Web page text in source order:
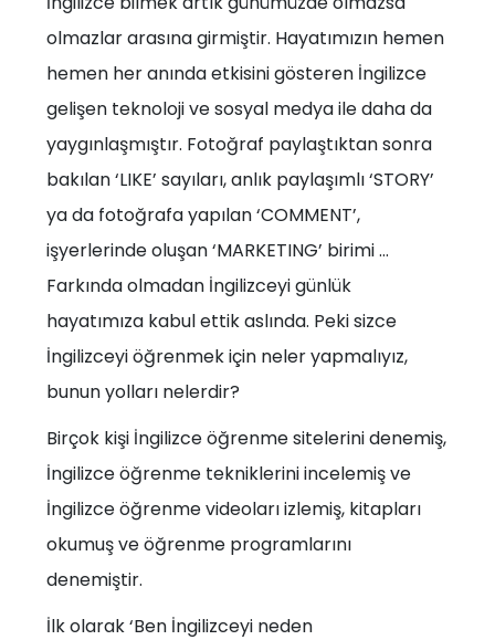
olmazlar arasına girmiştir. Hayatımızın hemen
hemen her anında etkisini gösteren İngilizce
gelişen teknoloji ve sosyal medya ile daha da
yaygınlaşmıştır. Fotoğraf paylaştıktan sonra
bakılan ‘LIKE’ sayıları, anlık paylaşımlı ‘STORY’
ya da fotoğrafa yapılan ‘COMMENT’,
işyerlerinde oluşan ‘MARKETING’ birimi …
Farkında olmadan İngilizceyi günlük
hayatımıza kabul ettik aslında. Peki sizce
İngilizceyi öğrenmek için neler yapmalıyız,
bunun yolları nelerdir?
Birçok kişi İngilizce öğrenme sitelerini denemiş,
İngilizce öğrenme tekniklerini incelemiş ve
İngilizce öğrenme videoları izlemiş, kitapları
okumuş ve öğrenme programlarını
denemiştir.
İlk olarak ‘Ben İngilizceyi neden